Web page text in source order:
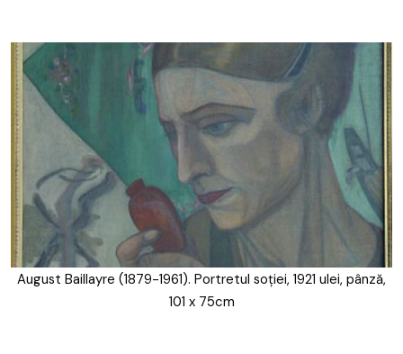
August Baillayre (1879-1961). Portretul soției, 1921 ulei, pânză,
101 x 75cm